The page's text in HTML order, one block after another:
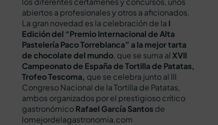
abiertos a profesionales y otros a aficionados.
La gran novedad es la celebración de la I
Edición del “Premio Internacional de Alta
Pastelería Paco Torreblanca” a la mejor tarta
de chocolate del mundo, que se suma alXVII
Campeonato de España de Tortilla de Patatas,
Trofeo Tescoma, que se celebra junto al III
Congreso Nacional de la Tortilla de Patatas,
ambos organizados por el prestigioso crítico
gastronómicoRafael García Santosde
lomejordelagastronomia.com